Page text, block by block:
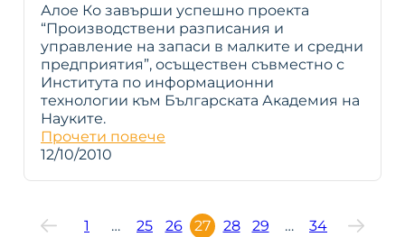
Алое Ко завърши успешно проекта
“Производствени разписания и
управление на запаси в малките и средни
предприятия”, осъществен съвместно с
Института по информационни
технологии към Българската Академия на
Науките.
Прочети повече
12/10/2010
1 … 25 26 27 28 29 … 34